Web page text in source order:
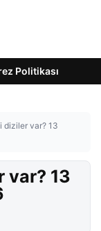
Politikası
diziler var? 13
var? 13